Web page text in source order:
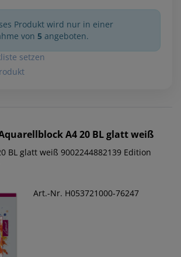
Produkt wird nur in einer
von 5 angeboten.
setzen
A4 20 BL glatt weiß
BL glatt weiß 9002244882139 Edition
Art.-Nr. H053721000-76247